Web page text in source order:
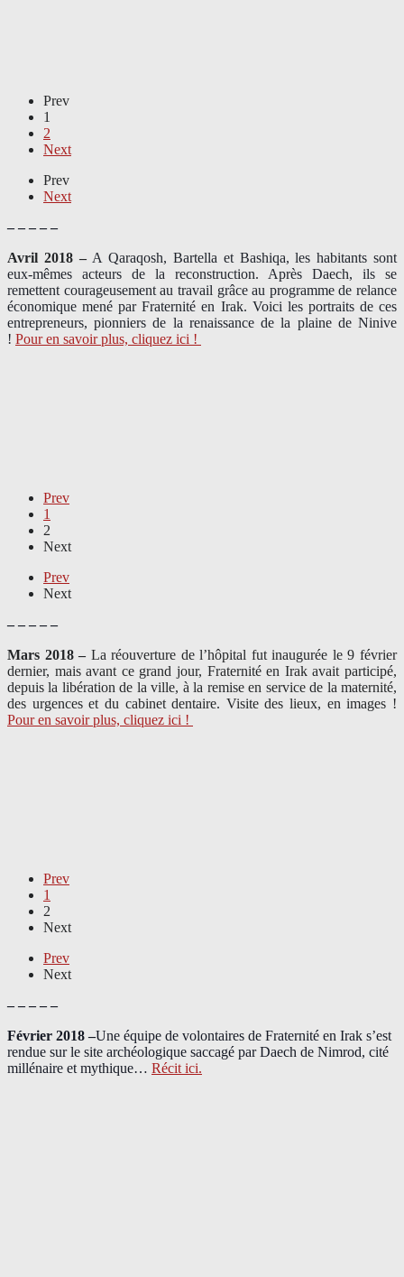
Prev
1
2
Next
Prev
Next
– – – – –
Avril 2018 – A Qaraqosh, Bartella et Bashiqa, les habitants sont
eux-mêmes acteurs de la reconstruction. Après Daech, ils se
remettent courageusement au travail grâce au programme de relance
économique mené par Fraternité en Irak. Voici les portraits de ces
entrepreneurs, pionniers de la renaissance de la plaine de Ninive
! Pour en savoir plus, cliquez ici !
Prev
1
2
Next
Prev
Next
– – – – –
Mars 2018 – La réouverture de l’hôpital fut inaugurée le 9 février
dernier, mais avant ce grand jour, Fraternité en Irak avait participé,
depuis la libération de la ville, à la remise en service de la maternité,
des urgences et du cabinet dentaire. Visite des lieux, en images !
Pour en savoir plus, cliquez ici !
Prev
1
2
Next
Prev
Next
– – – – –
Février 2018 –Une équipe de volontaires de Fraternité en Irak s’est
rendue sur le site archéologique saccagé par Daech de Nimrod, cité
millénaire et mythique… Récit ici.